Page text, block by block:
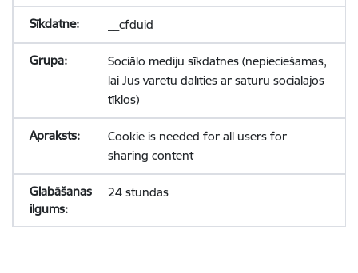
__cfduid
Sociālo mediju sīkdatnes (nepieciešamas,
lai Jūs varētu dalīties ar saturu sociālajos
tīklos)
Cookie is needed for all users for
sharing content
24 stundas